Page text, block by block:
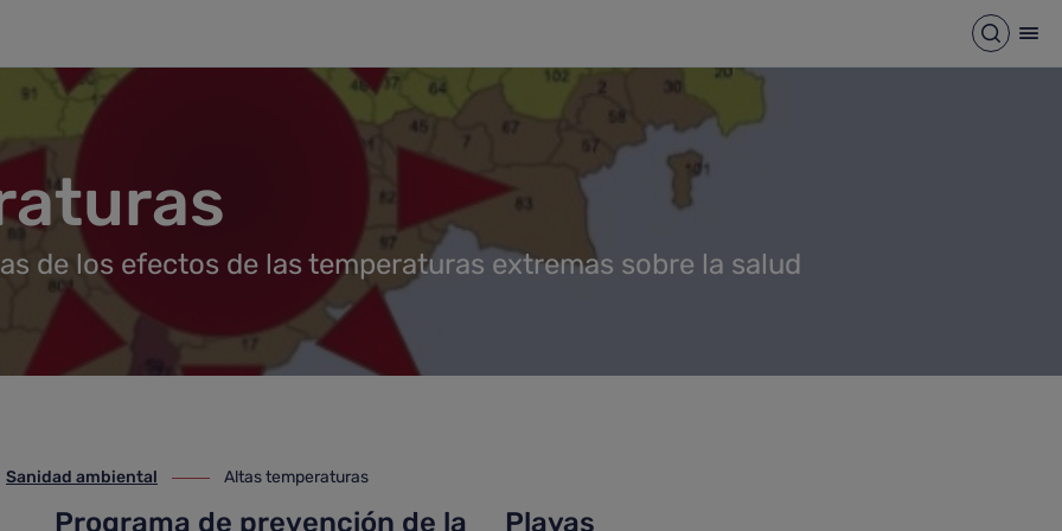
Abrir
de los efectos de las temperaturas extremas sobre la salud
ambiental
Sanidad ambiental
ir-a Altas temperaturas
Altas temperaturas
Programa de prevención de la
Playas